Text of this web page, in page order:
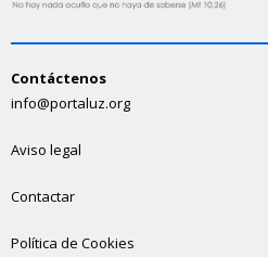
Contáctenos
info@portaluz.org
Aviso legal
Contactar
Política de Cookies